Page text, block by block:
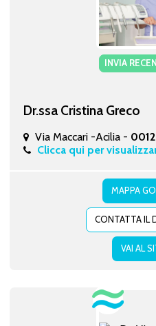
INVIA
Dr.ssa Cristina Greco
Via Maccari -Acilia -
Clicca qui per
MAPPA
CONTATTA IL
VAI AL